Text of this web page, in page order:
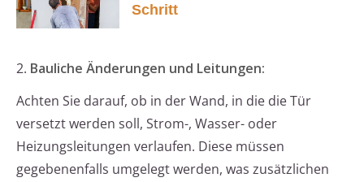
Schritt
2. Bauliche Änderungen und Leitungen:
Achten Sie darauf, ob in der Wand, in die die Tür
versetzt werden soll, Strom-, Wasser- oder
Heizungsleitungen verlaufen. Diese müssen
gegebenenfalls umgelegt werden, was zusätzlichen